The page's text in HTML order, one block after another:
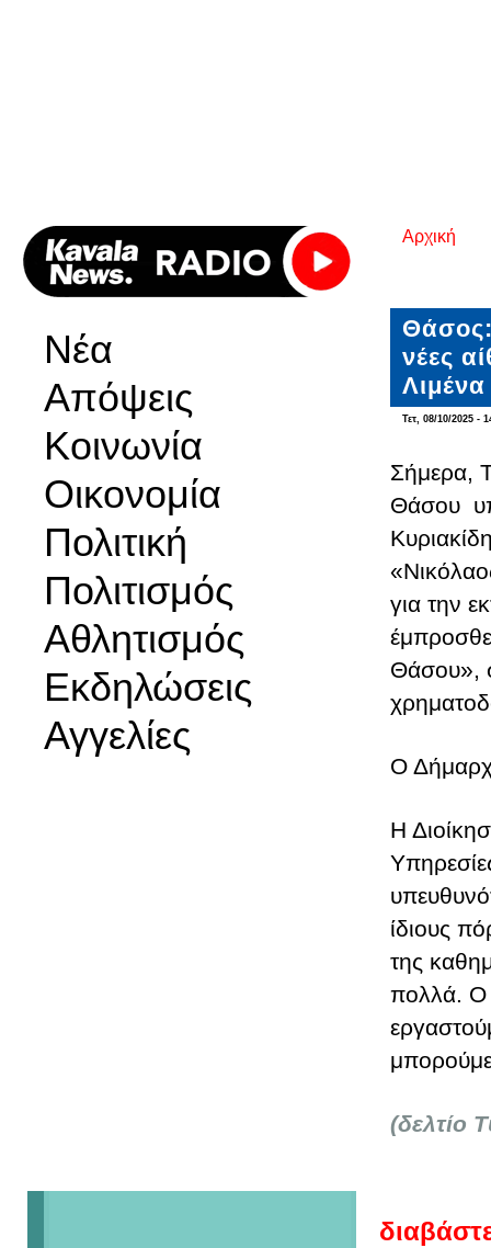
Νέα
Απόψεις
Κοινωνία
Οικονομία
Πολιτική
Πολιτισμός
Αθλητισμός
Εκδηλώσεις
Αγγελίες
Είστε
Αρχική
νέες
Λιμένα
Τετ, 08/10/2025 -
Σήμερα,
Θάσου
για την
Θάσου»,
Ο
Η
ίδιους
της
πολλά. Ο
(δελτίο